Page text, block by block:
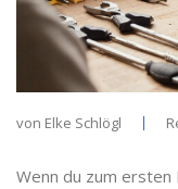
von Elke Schlögl
Wenn du zum ersten